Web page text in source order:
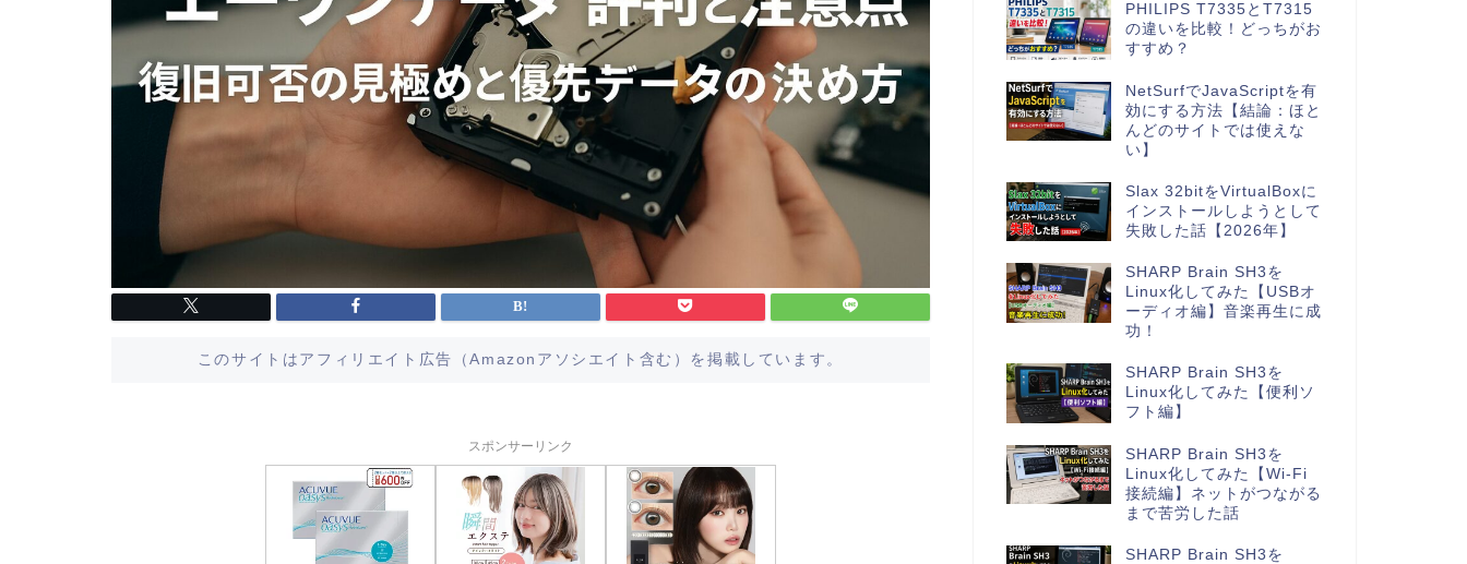
このサイトはアフィリエイト広告（Amazonアソシエイト含む）を掲載しています。
スポンサーリンク
PHILIPS T7335とT7315
の違いを比較！どっちがお
すすめ？
NetSurfでJavaScriptを有
効にする方法【結論：ほと
んどのサイトでは使えな
い】
Slax 32bitをVirtualBoxに
インストールしようとして
失敗した話【2026年】
SHARP Brain SH3を
Linux化してみた【USBオ
ーディオ編】音楽再生に成
功！
SHARP Brain SH3を
Linux化してみた【便利ソ
フト編】
SHARP Brain SH3を
Linux化してみた【Wi-Fi
接続編】ネットがつながる
まで苦労した話
SHARP Brain SH3を